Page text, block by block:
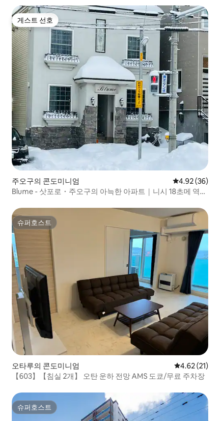
게스트 선호
게스트 선호
주오구의 콘도미니엄 평점 4.92점(5
4.92 (36)
Blume - 삿포로・주오구의 아늑한 아파트｜니시 18초메 역에
슈퍼호스트
슈퍼호스트
오타루의 콘도미니엄 평점 4.62점
4.62 (21)
【603】【침실 2개】 오탄 운하 전망 AMS 도쿄/무료 주차장
슈퍼호스트
슈퍼호스트